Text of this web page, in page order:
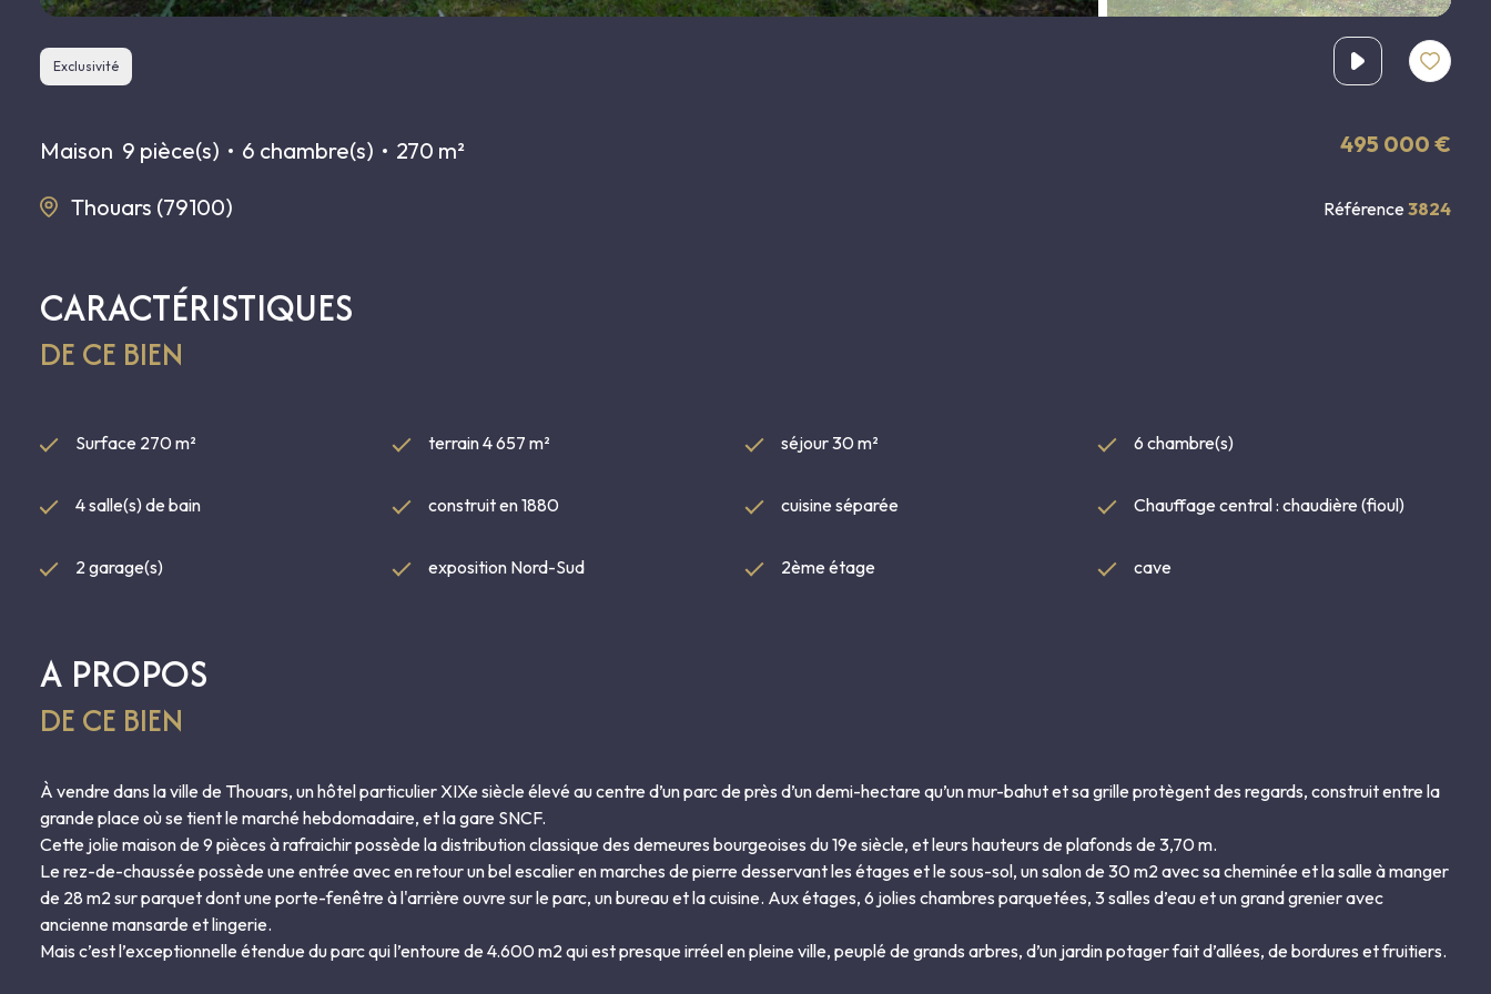
Exclusivité
Maison 9 pièce(s) 6 chambre(s) 270 m²
Thouars (79100)
495 000 €
Référence 3824
CARACTÉRISTIQUES
DE CE BIEN
Surface 270 m² terrain 4 657 m² séjour 30 m² 6 chambre(s)
4 salle(s) de bain construit en 1880 cuisine séparée Chauffage central : chaudière (fioul)
2 garage(s) exposition Nord-Sud 2ème étage cave
A PROPOS
DE CE BIEN
À vendre dans la ville de Thouars, un hôtel particulier XIXe siècle élevé au centre d’un parc de près d’un demi-hectare qu’un mur-bahut et sa grille protègent des regards, construit entre la
grande place où se tient le marché hebdomadaire, et la gare SNCF.
Cette jolie maison de 9 pièces à rafraichir possède la distribution classique des demeures bourgeoises du 19e siècle, et leurs hauteurs de plafonds de 3,70 m.
Le rez-de-chaussée possède une entrée avec en retour un bel escalier en marches de pierre desservant les étages et le sous-sol, un salon de 30 m2 avec sa cheminée et la salle à manger
de 28 m2 sur parquet dont une porte-fenêtre à l'arrière ouvre sur le parc, un bureau et la cuisine. Aux étages, 6 jolies chambres parquetées, 3 salles d’eau et un grand grenier avec
ancienne mansarde et lingerie.
Mais c’est l’exceptionnelle étendue du parc qui l’entoure de 4.600 m2 qui est presque irréel en pleine ville, peuplé de grands arbres, d’un jardin potager fait d’allées, de bordures et fruitiers.